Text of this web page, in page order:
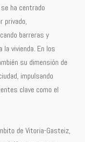
ha centrado
privado,
barreras y
vivienda. En los
su dimensión de
impulsando
clave como el
de Vitoria-Gasteiz,